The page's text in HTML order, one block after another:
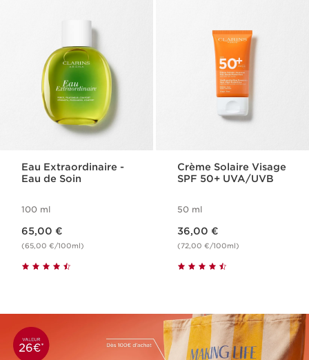
Eau Extraordinaire -
Eau de Soin
100 ml
65,00 €
(65,00 €/100ml)
Crème Solaire Visage
SPF 50​+ UVA/UVB
50 ml
36,00 €
(72,00 €/100ml)